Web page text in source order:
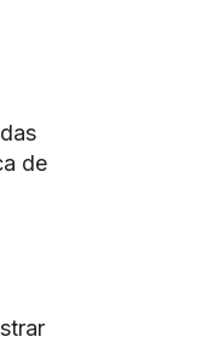
de